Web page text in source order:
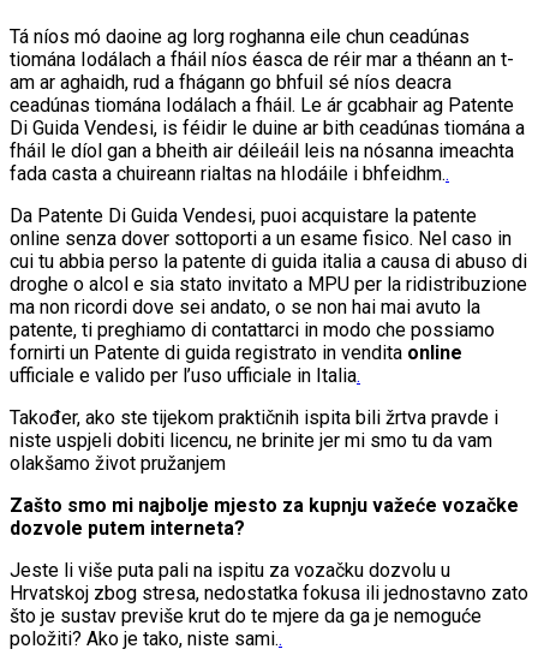
Tá níos mó daoine ag lorg roghanna eile chun ceadúnas
tiomána Iodálach a fháil níos éasca de réir mar a théann an t-
am ar aghaidh, rud a fhágann go bhfuil sé níos deacra
ceadúnas tiomána Iodálach a fháil. Le ár gcabhair ag Patente
Di Guida Vendesi, is féidir le duine ar bith ceadúnas tiomána a
fháil le díol gan a bheith air déileáil leis na nósanna imeachta
fada casta a chuireann rialtas na hIodáile i bhfeidhm..
Da Patente Di Guida Vendesi, puoi acquistare la patente
online senza dover sottoporti a un esame fisico. Nel caso in
cui tu abbia perso la patente di guida italia a causa di abuso di
droghe o alcol e sia stato invitato a MPU per la ridistribuzione
ma non ricordi dove sei andato, o se non hai mai avuto la
patente, ti preghiamo di contattarci in modo che possiamo
fornirti un Patente di guida registrato in vendita online
ufficiale e valido per l’uso ufficiale in Italia.
Također, ako ste tijekom praktičnih ispita bili žrtva pravde i
niste uspjeli dobiti licencu, ne brinite jer mi smo tu da vam
olakšamo život pružanjem
Zašto smo mi najbolje mjesto za kupnju važeće vozačke
dozvole putem interneta?
Jeste li više puta pali na ispitu za vozačku dozvolu u
Hrvatskoj zbog stresa, nedostatka fokusa ili jednostavno zato
što je sustav previše krut do te mjere da ga je nemoguće
položiti? Ako je tako, niste sami..